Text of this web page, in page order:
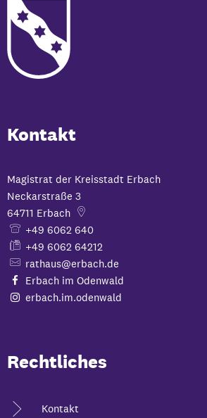
Kontakt
Magistrat der Kreisstadt Erbach
Neckarstraße 3
64711 Erbach
+49 6062 640
+49 6062 64212
rathaus@erbach.de
Erbach im Odenwald
erbach.im.odenwald
Rechtliches
Kontakt